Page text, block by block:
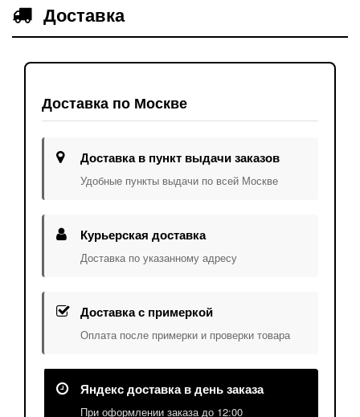
Доставка
Доставка по Москве
Доставка в пункт выдачи заказов
Удобные пункты выдачи по всей Москве
Курьерская доставка
Доставка по указанному адресу
Доставка с примеркой
Оплата после примерки и проверки товара
Яндекс доставка в день заказа
При оформлении заказа до 12:00